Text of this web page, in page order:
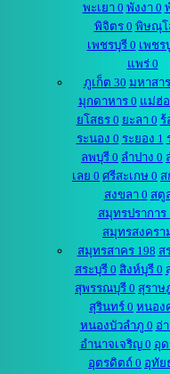
พะเยา 0 พังงา 0
พิจิตร 0 พิษณุโ
เพชรบุรี 0 เพชร
แพร่ 0
ภูเก็ต 30 มหาสา
มุกดาหาร 0 แม่ฮ่
ยโสธร 0 ยะลา 0 ร้
ระนอง 0 ระยอง 1
ลพบุรี 0 ลำปาง 0
เลย 0 ศรีสะเกษ 0 ส
สงขลา 0 สตู
สมุทรปราการ
สมุทรสงครา
สมุทรสาคร 198 ส
สระบุรี 0 สิงห์บุรี 0
สุพรรณบุรี 0 สุราษ
สุรินทร์ 0 หนอง
หนองบัวลำภู 0 อ่
อำนาจเจริญ 0 อุ
อุตรดิตถ์ 0 อุทัย